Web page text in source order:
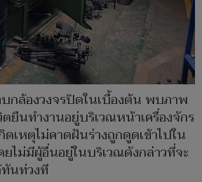
กล้องวงจรปิดในเบื้องต้น พบภาพ
ยืนทำงานอยู่บริเวณหน้าเครื่องจักร
เหตุไม่คาดฝันร่างถูกดูดเข้าไปใน
ดยไม่มีผู้อื่นอยู่ในบริเวณดังกล่าวที่จะ
นท่วงที